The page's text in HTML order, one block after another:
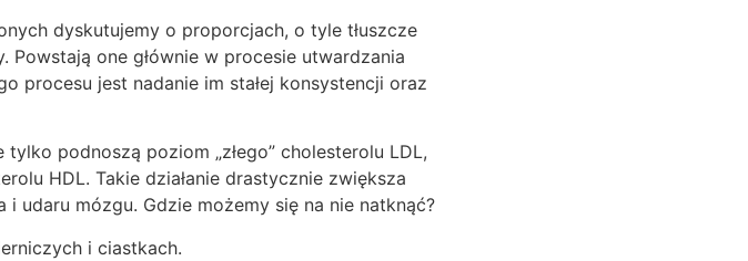
dyskutujemy o proporcjach, o tyle tłuszcze
one głównie w procesie utwardzania
procesu jest nadanie im stałej konsystencji oraz
podnoszą poziom „złego” cholesterolu LDL,
HDL. Takie działanie drastycznie zwiększa
udaru mózgu. Gdzie możemy się na nie natknąć?
i ciastkach.